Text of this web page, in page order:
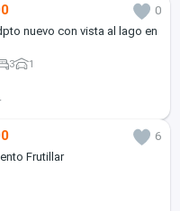
0
nuevo con vista al lago en
3 1
6
Frutillar